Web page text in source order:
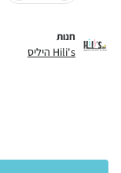
חנות
Hili's היליס